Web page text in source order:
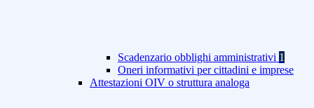
Scadenzario obblighi amministrativi 1
Oneri informativi per cittadini e imprese
Attestazioni OIV o struttura analoga